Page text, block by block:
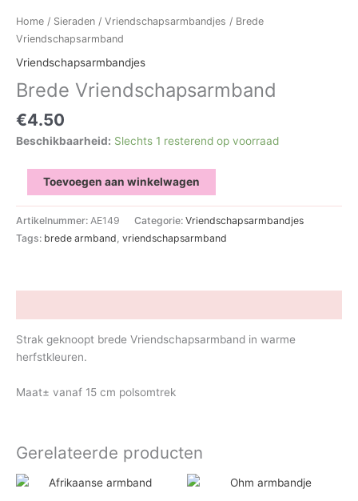
Home / Sieraden / Vriendschapsarmbandjes / Brede
Vriendschapsarmband
Vriendschapsarmbandjes
Brede Vriendschapsarmband
€4.50
Beschikbaarheid: Slechts 1 resterend op voorraad
Brede
Vriendschapsarmband
Toevoegen aan winkelwagen
Artikelnummer: AE149 Categorie: Vriendschapsarmbandjes
Tags: brede armband vriendschapsarmband
Strak geknoopt brede Vriendschapsarmband in warme
herfstkleuren.
Maat± vanaf 15 cm polsomtrek
Gerelateerde producten